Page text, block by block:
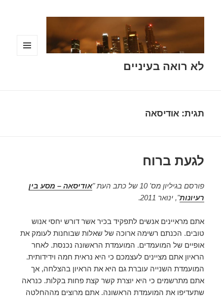
לא רואה בעיניים
תגית:אודיסאה
לגעת ברוח
פורסם בגיליון מס' 10 של כתב העת "
אודיסאה – מסע בין
רעיונות", ינואר 2011 .
אתם מראיינים אנשים לתפקיד בכיר אשר דורש יחסי אנוש
טובים. הכנתם רשימה ארוכה של שאלות שבוחנות לעומק את
אופיים של המועמדים. המועמדת הראשונה נכנסת. לאחר
הראיון אתם מציינים לעצמכם כי היא נראית חמה וידידותית.
המועמדת השנייה עוברת גם היא את הראיון בהצלחה, אך
אתם מתרשמים כי היא יוצרת קשר קצת פחות בקלות. כנראה
שתעדיפו את המועמדת הראשונה. אתם מרוצים מההחלטה